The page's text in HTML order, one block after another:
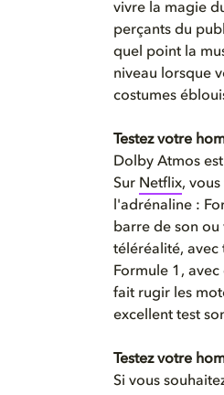
vivre la magie
perçants du
quel point la
niveau lorsque
costumes
Testez votre
Dolby Atmos
Sur Netflix,
l'adrénaline :
barre de son
téléréalité, avec
Formule 1,
fait rugir les
excellent test
Testez votre
Si vous